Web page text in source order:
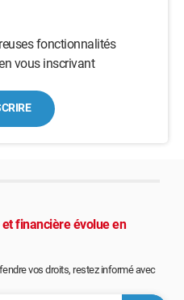
fonctionnalités
vous inscrivant
financière évolue en
vos droits, restez informé avec